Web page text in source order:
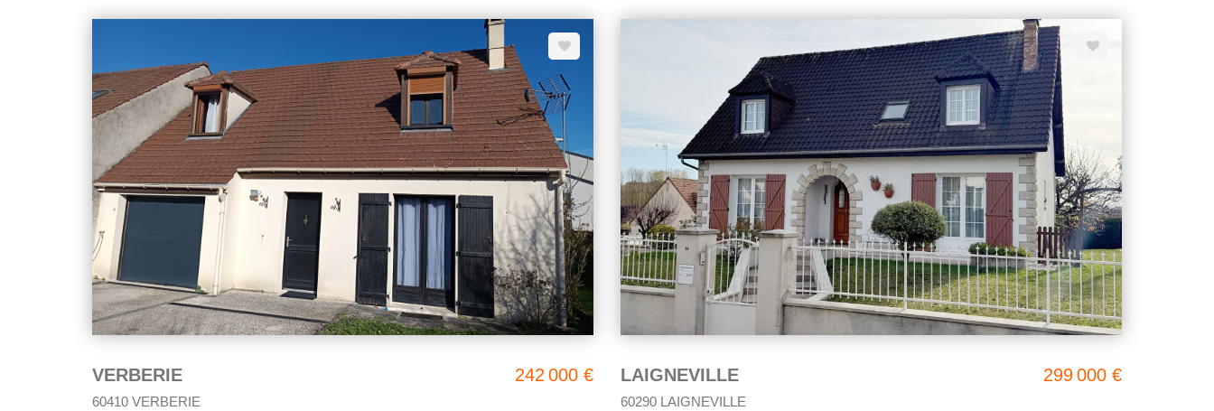
trouverez également un espace bureau donnant sur la terrasse de la piscine. Au
deuxième étage: vous trouverez un palier desservant une chambre de 14 m², un
nombreuses surprises: Vous trouverez dans la maison, un espace pour vos invités,
en tout intimité, avec un salon, une chambre et une salle de bains avec WC. La
maison dispose également de nombreuses dépendances, d'une très belle cave, une
terrasse , un espace jardin agréable. Vous avez la possibilité de garer plusieurs
véhicules, dans une cour privative. Dépêchez vous, car c'est un bien d'exception!
placards intégrés, d'une salle de bains avec baignoire et vasque, et d'un WC. Au
second étage, vous trouverez une grande chambre de 20 m² ainsi qu'une salle de
bains avec baignoire, douche, vasque et WC. La maison à été entièrement rénovée
en 2017, elle dispose d'une pompe à chaleur, le chauffage au rez de chaussée se fait
au sol. Pour le reste de la maison, ce sont des radiateurs électrique. La maison à de
nombreux atouts: vous avez la possibilités de garer plusieurs véhicules dans une
allée privative. La maison est entièrement clos de mur, ce qui permet une belle
intimité sur votre terrasse et votre jardin. La maison est posée sur un ensemble de
1629 m² de terrain. Coup de coeur assuré pour ce bien d'exception, vous n'avez plus
qu'à poser vos meubles !
VERBERIE 242 000 €
60410 VERBERIE
LAIGNEVILLE 299 000 €
60290 LAIGNEVILLE